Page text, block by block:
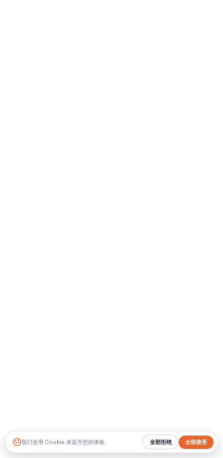
我们使用 Cookie 来提升您的体验。 全部接受
全部拒绝